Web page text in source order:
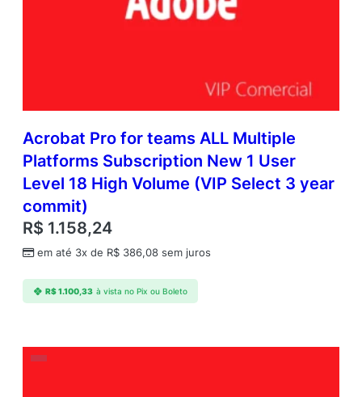
Acrobat Pro for teams ALL Multiple
Platforms Subscription New 1 User
Level 18 High Volume (VIP Select 3 year
commit)
R$ 1.158,24
em até 3x de R$ 386,08 sem juros
R$1.100,33 à vista no Pix ou Boleto